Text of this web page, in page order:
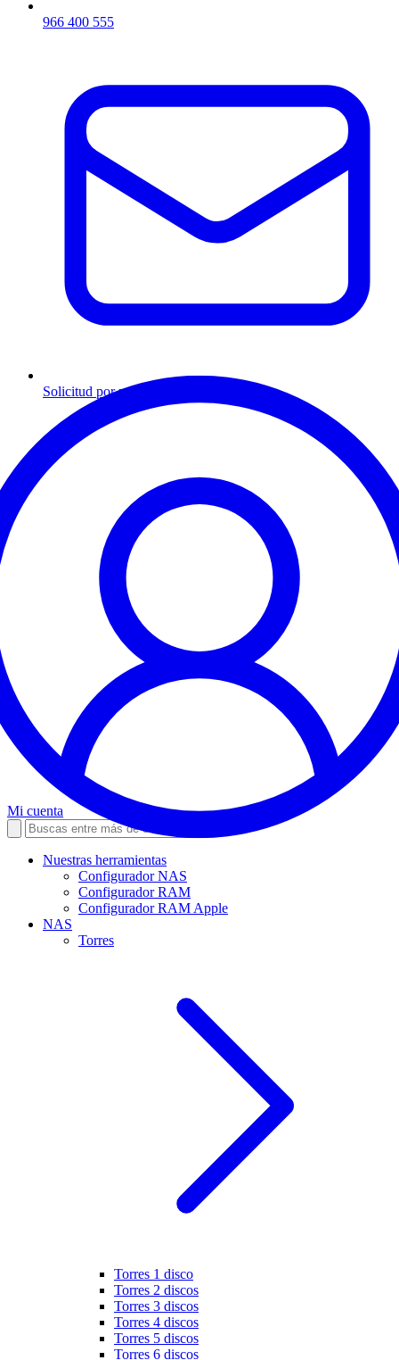
966 400 555
Solicitud por mensaje
Mi cuenta
Nuestras herramientas
Configurador NAS
Configurador RAM
Configurador RAM Apple
NAS
Torres
Torres 1 disco
Torres 2 discos
Torres 3 discos
Torres 4 discos
Torres 5 discos
Torres 6 discos